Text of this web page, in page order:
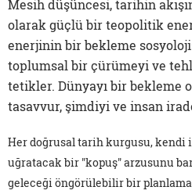
Mesih düşüncesi, tarihin
olarak güçlü bir teopolitik
enerjinin bir bekleme
toplumsal bir çürümeyi ve
tetikler. Dünyayı bir bekleme
tasavvur, şimdiyi ve insan
Her doğrusal tarih kurgusu, kendi
uğratacak bir "kopuş" arzusunu
geleceği öngörülebilir bir planlama